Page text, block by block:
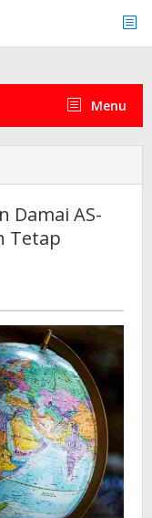
Menu
Damai AS-
Tetap